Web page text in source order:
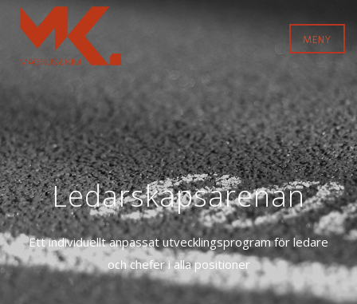
MENY
Ledarskapsarenan
Ett individuellt anpassat utvecklingsprogram för ledare
och chefer i alla positioner